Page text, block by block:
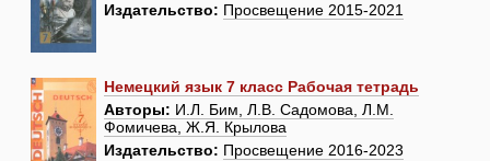
Издательство: Просвещение 2015-2021
Немецкий язык 7 класс Рабочая тетрадь
Авторы: И.Л. Бим, Л.В. Садомова, Л.М.
Фомичева, Ж.Я. Крылова
Издательство: Просвещение 2016-2023